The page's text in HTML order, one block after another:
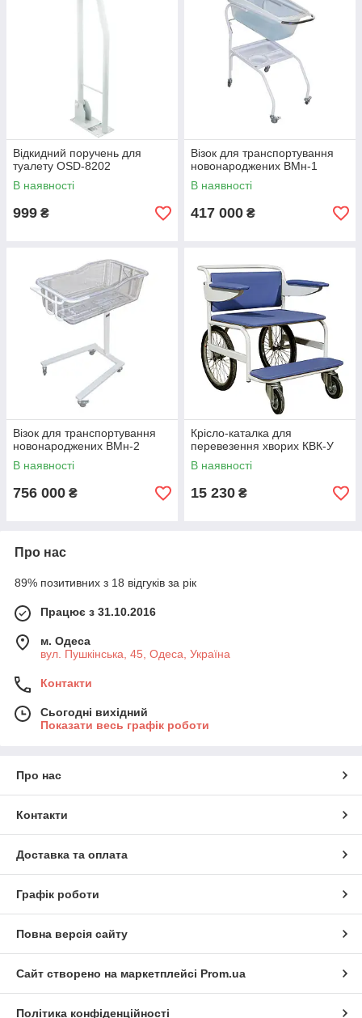
Відкидний поручень для
туалету OSD-8202
В наявності
999 ₴
Візок для транспортування
новонароджених ВМн-1
В наявності
417 000 ₴
Візок для транспортування
новонароджених ВМн-2
В наявності
756 000 ₴
Крісло-каталка для
перевезення хворих КВК-У
В наявності
15 230 ₴
Про нас
89% позитивних з 18 відгуків за рік
Працює з 31.10.2016
м. Одеса
вул. Пушкінська, 45, Одеса, Україна
Контакти
Сьогодні вихідний
Показати весь графік роботи
Про нас
Контакти
Доставка та оплата
Графік роботи
Повна версія сайту
Сайт створено на маркетплейсі Prom.ua
Політика конфіденційності